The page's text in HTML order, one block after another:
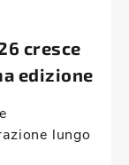
cresce
edizione
lungo